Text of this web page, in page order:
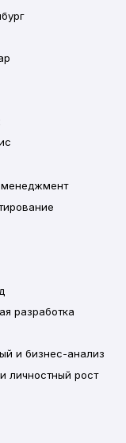
менеджмент
разработка
и бизнес-анализ
личностный рост